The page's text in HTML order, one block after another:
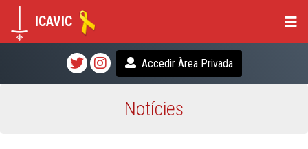
Accedir Àrea Privada
ICAVIC
Notícies